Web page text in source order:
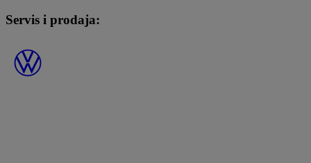
Servis i prodaja: